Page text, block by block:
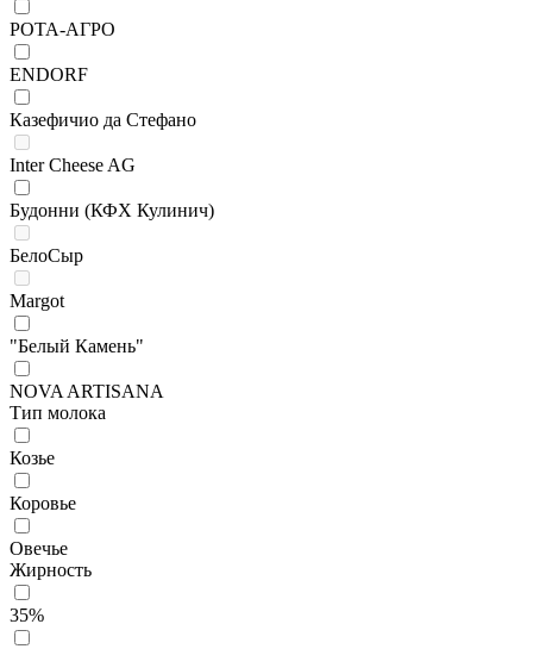
РОТА-АГРО
ENDORF
Казефичио да Стефано
Inter Cheese AG
Будонни (КФХ Кулинич)
БелоСыр
Margot
"Белый Камень"
NOVA ARTISANA
Тип молока
Козье
Коровье
Овечье
Жирность
35%